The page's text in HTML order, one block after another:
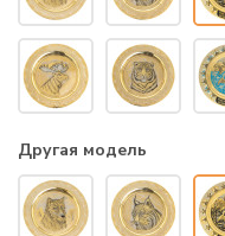
Другая модель